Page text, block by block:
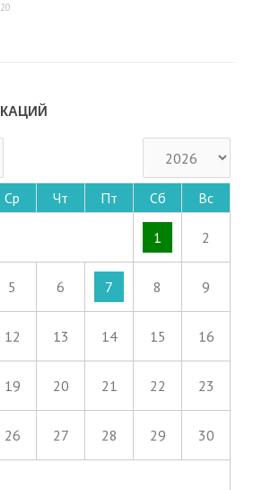
Ср Чт Пт Сб Вс
1 2
5 6 7 8 9
12 13 14 15 16
19 20 21 22 23
26 27 28 29 30